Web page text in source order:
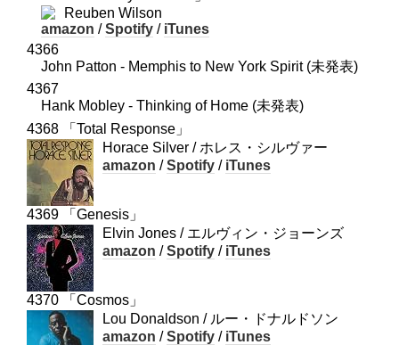
Reuben Wilson
amazon /Spotify / iTunes
4366
John Patton - Memphis to New York Spirit (未発表)
4367
Hank Mobley - Thinking of Home (未発表)
4368 「Total Response」
Horace Silver / ホレス・シルヴァー
amazon /Spotify / iTunes
4369 「Genesis」
Elvin Jones / エルヴィン・ジョーンズ
amazon /Spotify / iTunes
4370 「Cosmos」
Lou Donaldson / ルー・ドナルドソン
amazon /Spotify / iTunes